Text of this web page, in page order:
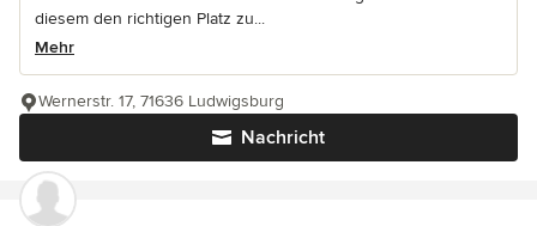
diesem den richtigen Platz zu...
Mehr
Nachricht
Wernerstr. 17, 71636 Ludwigsburg